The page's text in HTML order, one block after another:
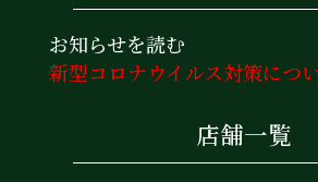
お知らせを読む
新型コロナウイルス対策につ
店舗一覧